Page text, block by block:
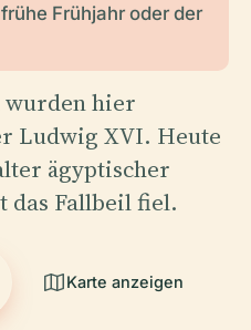
Frühjahr oder der
wurden hier
Ludwig XVI. Heute
ägyptischer
das Fallbeil fiel.
Karte anzeigen